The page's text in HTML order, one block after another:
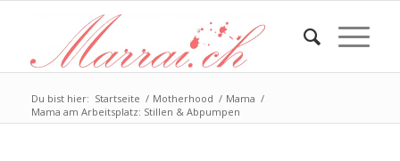
Du bist hier: Startseite / Motherhood / Mama /
Mama am Arbeitsplatz: Stillen & Abpumpen